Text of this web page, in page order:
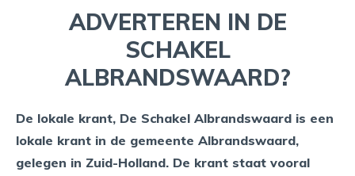
ADVERTEREN IN DE
SCHAKEL
ALBRANDSWAARD?
De lokale krant, De Schakel Albrandswaard is een
lokale krant in de gemeente Albrandswaard,
gelegen in Zuid-Holland. De krant staat vooral